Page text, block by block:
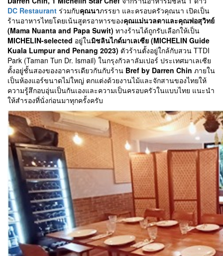
ร้านอาหารไทย ไก่ บาย ดาเรน ชินโดยเชฟมิชลิน 1 ดาวChef
Darren Chin, 1 Michelin Star Chef จากร้านอาหารมิชลิน 1 ดาว
DC Restaurantร่วมกับคุณนาภรรยา และครอบครัวคุณนา เปิดเป็น
ร้านอาหารไทยโดยเน้นสูตรอาหารของคุณแม่นวลตาและคุณพ่อสุวิทย์
(Mama Nuanta and Papa Suwit)ทางร้านได้ถูกรับเลือกให้เป็น
MICHELIN-selected อยู่ในมิชลินไกด์มาเลเซีย (MICHELIN Guide
Kuala Lumpur and Penang 2023)ตัวร้านตั้งอยู่ใกล้กับสวน TTDI
Park (Taman Tun Dr. Ismail) ในกรุงกัวลาลัมเปอร์ ประเทศมาเลเซีย
ตั้งอยู่ชั้นสองของอาคารเดียวกันกับร้าน Bref by Darren Chinภายใน
เป็นห้องแอร์ขนาดไม่ใหญ่ ตกแต่งด้วยงานไม้และจักสานของไทยให้
ความรู้สึกอบอุ่นเป็นกันเองและความเป็นครอบครัวในแบบไทย แนะนำ
ให้สำรองที่นั่งก่อนมาทุกครั้งครับ